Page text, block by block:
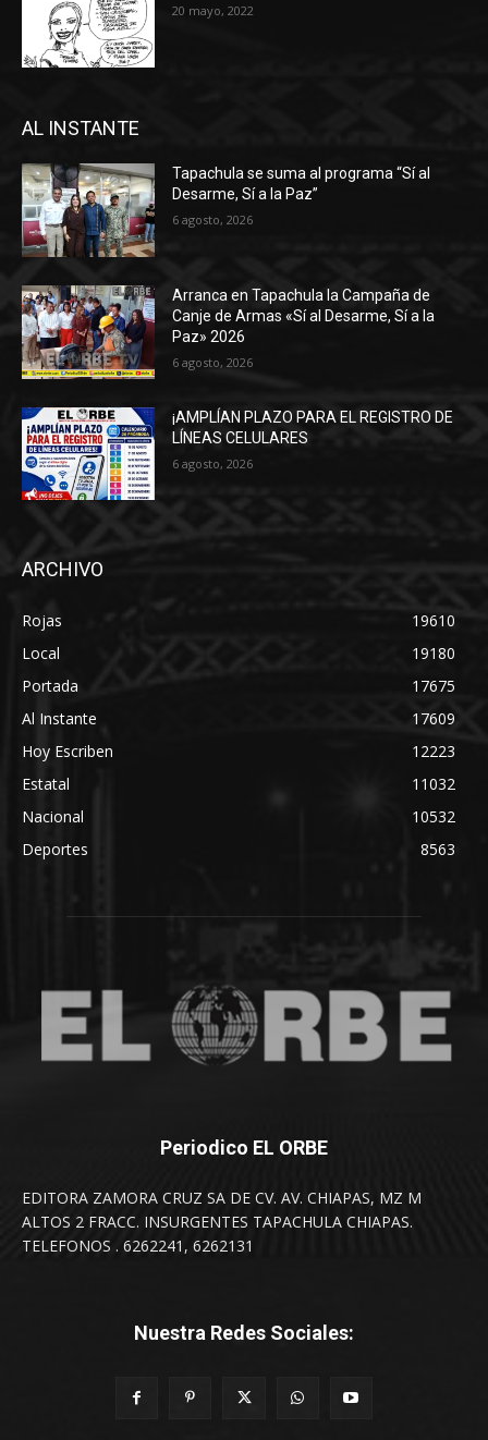
20 mayo, 2022
AL INSTANTE
Tapachula se suma al programa “Sí al
Desarme, Sí a la Paz”
6 agosto, 2026
Arranca en Tapachula la Campaña de
Canje de Armas «Sí al Desarme, Sí a la
Paz» 2026
6 agosto, 2026
¡AMPLÍAN PLAZO PARA EL REGISTRO DE
LÍNEAS CELULARES
6 agosto, 2026
ARCHIVO
Rojas
19610
Local
19180
Portada
17675
Al Instante
17609
Hoy Escriben
12223
Estatal
11032
Nacional
10532
Deportes
8563
Periodico EL ORBE
EDITORA ZAMORA CRUZ SA DE CV. AV. CHIAPAS, MZ M
ALTOS 2 FRACC. INSURGENTES TAPACHULA CHIAPAS.
TELEFONOS . 6262241, 6262131
Nuestra Redes Sociales: